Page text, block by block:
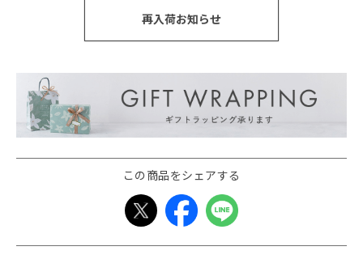
再入荷お知らせ
この商品をシェアする